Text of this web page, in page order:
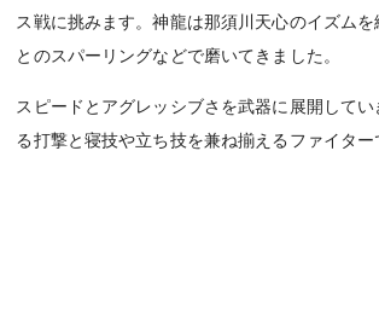
ス戦に挑みます。神龍は那須川天心のイズム
とのスパーリングなどで磨いてきました。
スピードとアグレッシブさを武器に展開して
る打撃と寝技や立ち技を兼ね揃えるファイター